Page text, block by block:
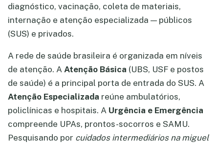
diagnóstico, vacinação, coleta de materiais,
internação e atenção especializada — públicos
(SUS) e privados.
A rede de saúde brasileira é organizada em níveis
de atenção. A Atenção Básica (UBS, USF e postos
de saúde) é a principal porta de entrada do SUS. A
Atenção Especializada reúne ambulatórios,
policlínicas e hospitais. A Urgência e Emergência
compreende UPAs, prontos-socorros e SAMU.
Pesquisando por cuidados intermediários na miguel